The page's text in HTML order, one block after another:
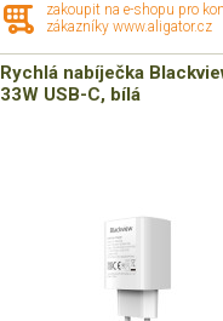
zakoupit na e-shopu pro
zákazníky www.aligator.cz
Rychlá nabíječka
33W USB-C, bílá